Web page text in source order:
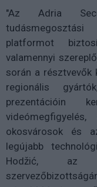
"Az Adria
platformot
valamennyi
során a résztvevők
regionális
prezentációin
okosvárosok és
legújabb
Hodžić, az